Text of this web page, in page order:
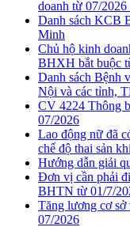
doanh từ 07/
Danh sách KCB
Minh
Chủ hộ kinh
BHXH bắt buộc
Danh sách Bệnh
Nội và các tỉnh,
CV 4224 Thông
07/2026
Lao động nữ đã
chế độ thai sản
Hướng dẫn giải
Đơn vị cần phải
BHTN từ 01/7/
Tăng lương cơ
07/2026